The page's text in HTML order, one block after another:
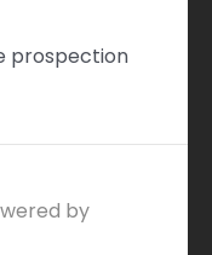
prospection
by